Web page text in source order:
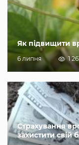
Як підвищити
6 липня 1
Страхування
захистити свій